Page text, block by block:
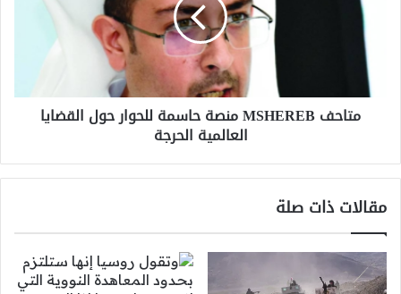
للحوار
حول
القضايا
العالمية
الحرجة
متاحف MSHEREB منصة حاسمة للحوار حول القضايا
العالمية الحرجة
مقالات ذات صلة